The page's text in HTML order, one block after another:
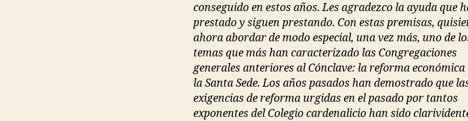
conseguido en estos años. Les agradezco la ayuda que
prestado y siguen prestando. Con estas premisas,
ahora abordar de modo especial, una vez más, uno de
temas que más han caracterizado las Congregaciones
generales anteriores al Cónclave: la reforma económica
la Santa Sede. Los años pasados han demostrado que
exigencias de reforma urgidas en el pasado por tantos
exponentes del Colegio cardenalicio han sido